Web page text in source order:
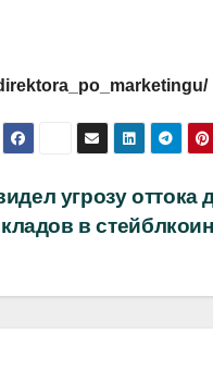
угрозу оттока
в